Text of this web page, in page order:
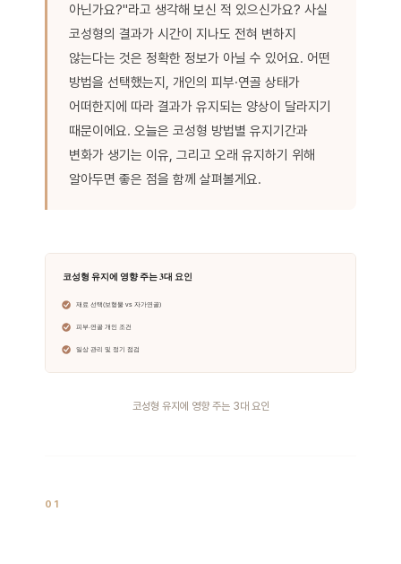
아닌가요?"라고 생각해 보신 적 있으신가요? 사실
코성형의 결과가 시간이 지나도 전혀 변하지
않는다는 것은 정확한 정보가 아닐 수 있어요. 어떤
방법을 선택했는지, 개인의 피부·연골 상태가
어떠한지에 따라 결과가 유지되는 양상이 달라지기
때문이에요. 오늘은 코성형 방법별 유지기간과
변화가 생기는 이유, 그리고 오래 유지하기 위해
알아두면 좋은 점을 함께 살펴볼게요.
코성형 유지에 영향 주는 3대 요인
01